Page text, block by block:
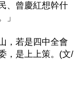
、曾慶紅想幹什
」
，若是四中全會
，是上上策。(文/